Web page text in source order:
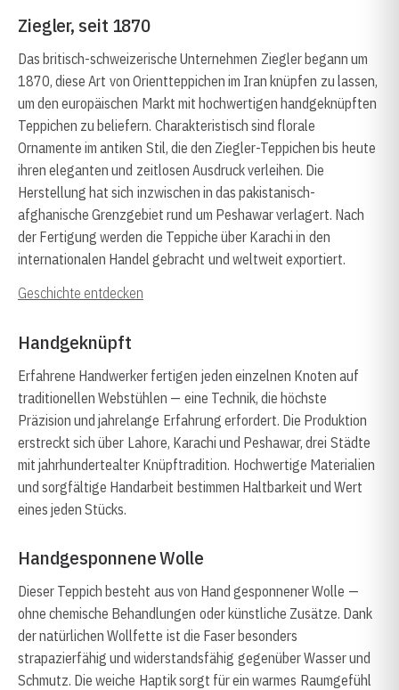
Ziegler, seit 1870
Das britisch-schweizerische Unternehmen Ziegler begann um
1870, diese Art von Orientteppichen im Iran knüpfen zu lassen,
um den europäischen Markt mit hochwertigen handgeknüpften
Teppichen zu beliefern. Charakteristisch sind florale
Ornamente im antiken Stil, die den Ziegler-Teppichen bis heute
ihren eleganten und zeitlosen Ausdruck verleihen. Die
Herstellung hat sich inzwischen in das pakistanisch-
afghanische Grenzgebiet rund um Peshawar verlagert. Nach
der Fertigung werden die Teppiche über Karachi in den
internationalen Handel gebracht und weltweit exportiert.
Geschichte entdecken
Handgeknüpft
Erfahrene Handwerker fertigen jeden einzelnen Knoten auf
traditionellen Webstühlen — eine Technik, die höchste
Präzision und jahrelange Erfahrung erfordert. Die Produktion
erstreckt sich über Lahore, Karachi und Peshawar, drei Städte
mit jahrhundertealter Knüpftradition. Hochwertige Materialien
und sorgfältige Handarbeit bestimmen Haltbarkeit und Wert
eines jeden Stücks.
Handgesponnene Wolle
Dieser Teppich besteht aus von Hand gesponnener Wolle —
ohne chemische Behandlungen oder künstliche Zusätze. Dank
der natürlichen Wollfette ist die Faser besonders
strapazierfähig und widerstandsfähig gegenüber Wasser und
Schmutz. Die weiche Haptik sorgt für ein warmes Raumgefühl